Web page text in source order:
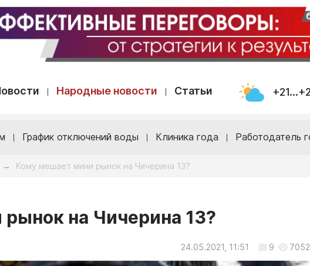
Народные новости Статьи
График отключений воды Клиника года Работодатель
→ Кому мешает мини рынок на Чичерина 13?
на Чичерина 13?
24.05.2021, 11:51 9 7052